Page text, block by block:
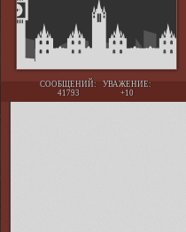
СООБЩЕНИЙ:
41793
УВАЖЕНИЕ:
+10